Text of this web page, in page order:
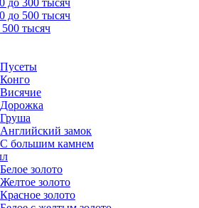
до 300 тысяч
до 500 тысяч
500 тысяч
Пусеты
Конго
Висячие
Дорожка
Груша
Английский замок
С большим камнем
Белое золото
Желтое золото
Красное золото